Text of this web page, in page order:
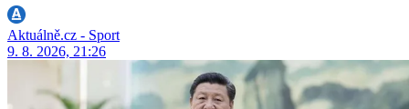
Aktuálně.cz - Sport
9. 8. 2026, 21:26